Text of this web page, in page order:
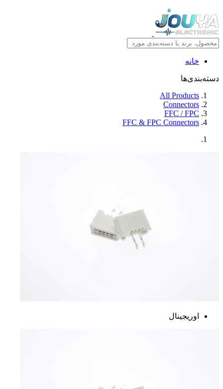
خانه
دسته‌بندی‌ها
All Products
Connectors
FFC / FPC
FFC & FPC Connectors
اوریجینال